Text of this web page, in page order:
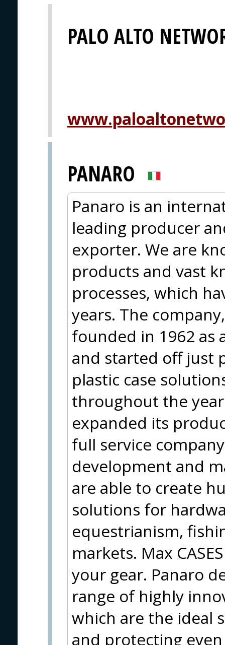
PALO ALTO
PANARO
Panaro is an
leading producer
exporter. We are
products and vast
processes, which
years. The
founded in 1962 as
and started off just
plastic case
throughout the
expanded its
full service
development and
are able to create
solutions for
equestrianism,
markets. Max
your gear. Panaro
range of highly
which are the ideal
and protecting